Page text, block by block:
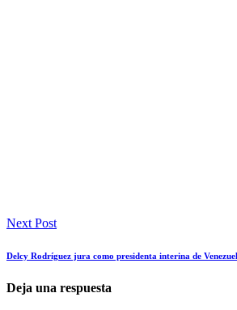
Next Post
Delcy Rodríguez jura como presidenta interina de
Deja una respuesta